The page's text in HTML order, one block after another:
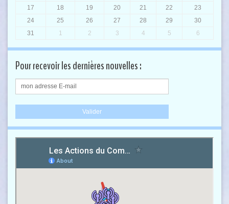
17 18 19 20 21 22
23
24
25 26 27 28 29
30
31
1 2 3 4 5 6
Pour recevoir les dernières nouvelles :